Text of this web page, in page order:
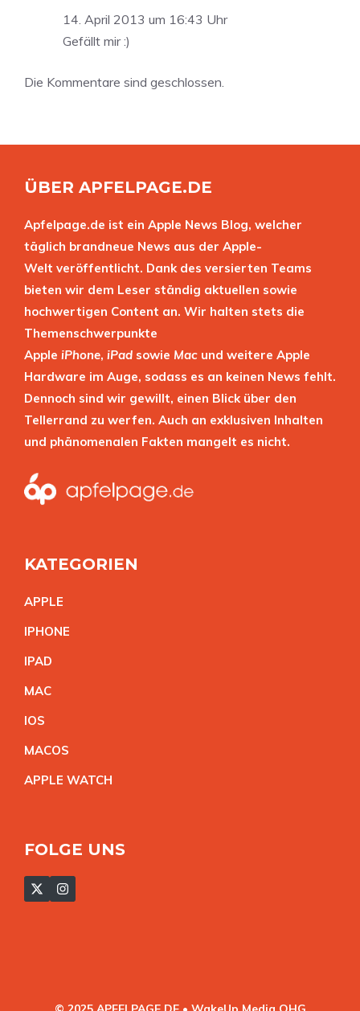
14. April 2013 um 16:43 Uhr
Gefällt mir :)
Die Kommentare sind geschlossen.
ÜBER APFELPAGE.DE
Apfelpage.de ist ein Apple News Blog, welcher
täglich brandneue News aus der Apple-
Welt veröffentlicht. Dank des versierten Teams
bieten wir dem Leser ständig aktuellen sowie
hochwertigen Content an. Wir halten stets die
Themenschwerpunkte
Apple iPhone, iPad sowie Mac und weitere Apple
Hardware im Auge, sodass es an keinen News fehlt.
Dennoch sind wir gewillt, einen Blick über den
Tellerrand zu werfen. Auch an exklusiven Inhalten
und phänomenalen Fakten mangelt es nicht.
KATEGORIEN
APPLE
IPHONE
IPAD
MAC
IOS
MACOS
APPLE WATCH
FOLGE UNS